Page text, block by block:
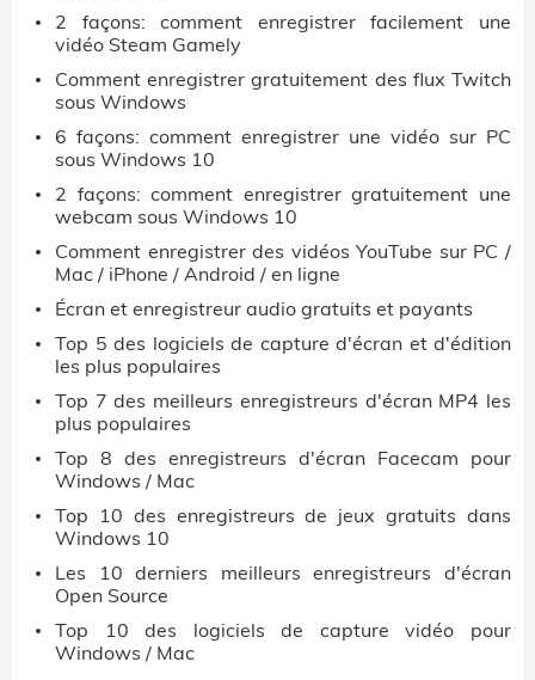
2 façons: comment enregistrer facilement une
vidéo Steam Gamely
Comment enregistrer gratuitement des flux Twitch
sous Windows
6 façons: comment enregistrer une vidéo sur PC
sous Windows 10
2 façons: comment enregistrer gratuitement une
webcam sous Windows 10
Comment enregistrer des vidéos YouTube sur PC /
Mac / iPhone / Android / en ligne
Écran et enregistreur audio gratuits et payants
Top 5 des logiciels de capture d'écran et d'édition
les plus populaires
Top 7 des meilleurs enregistreurs d'écran MP4 les
plus populaires
Top 8 des enregistreurs d'écran Facecam pour
Windows / Mac
Top 10 des enregistreurs de jeux gratuits dans
Windows 10
Les 10 derniers meilleurs enregistreurs d'écran
Open Source
Top 10 des logiciels de capture vidéo pour
Windows / Mac